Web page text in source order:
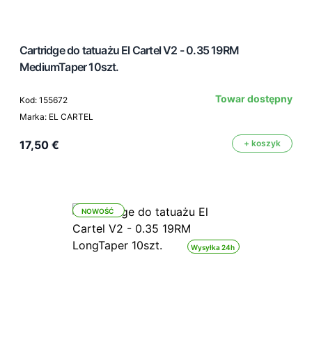
Cartridge do tatuażu El Cartel V2 - 0.35 19RM
MediumTaper 10szt.
Kod: 155672
Marka: EL CARTEL
Towar dostępny
17,50 € + koszyk
Wysyłka 24h
NOWOŚĆ